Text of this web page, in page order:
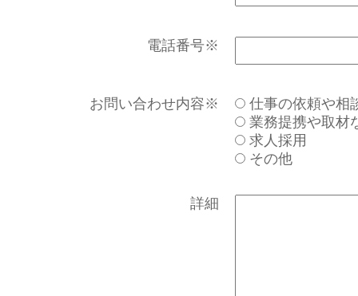
電話番号※
お問い合わせ内容※
仕事の依頼や相
業務提携や取材
求人採用
その他
詳細